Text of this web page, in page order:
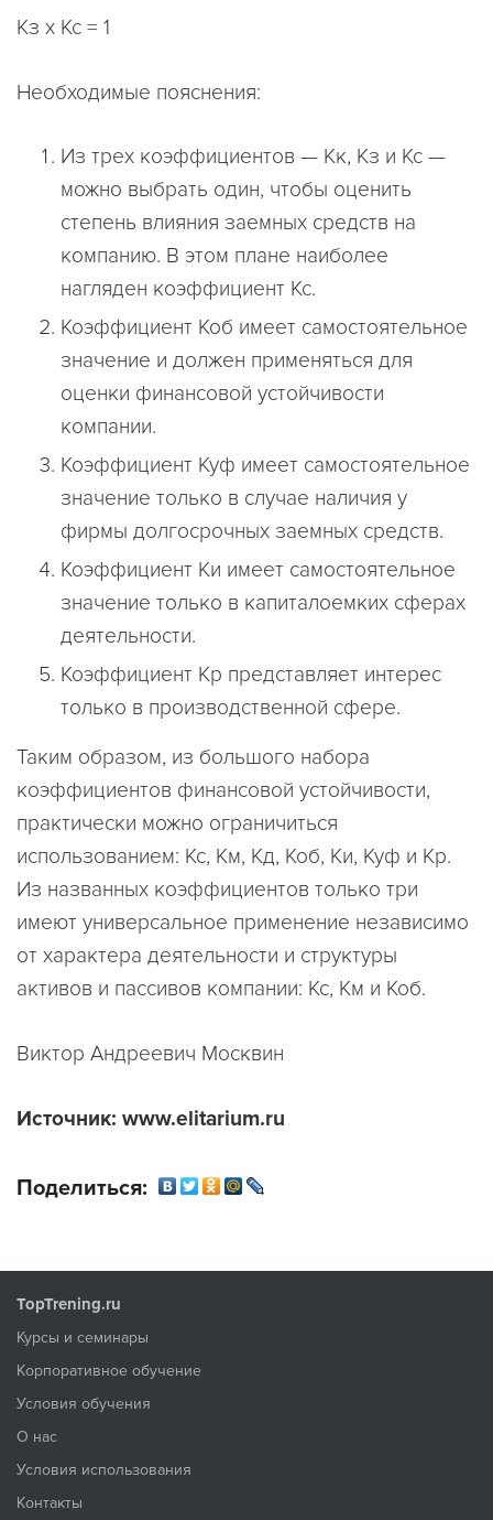
Кз х Кс = 1
Необходимые пояснения:
Из трех коэффициентов — Кк, Кз и Кс —
можно выбрать один, чтобы оценить
степень влияния заемных средств на
компанию. В этом плане наиболее
нагляден коэффициент Кс.
Коэффициент Коб имеет самостоятельное
значение и должен применяться для
оценки финансовой устойчивости
компании.
Коэффициент Куф имеет самостоятельное
значение только в случае наличия у
фирмы долгосрочных заемных средств.
Коэффициент Ки имеет самостоятельное
значение только в капиталоемких сферах
деятельности.
Коэффициент Кр представляет интерес
только в производственной сфере.
Таким образом, из большого набора
коэффициентов финансовой устойчивости,
практически можно ограничиться
использованием: Кс, Км, Кд, Коб, Ки, Куф и Кр.
Из названных коэффициентов только три
имеют универсальное применение независимо
от характера деятельности и структуры
активов и пассивов компании: Кс, Км и Коб.
Виктор Андреевич Москвин
Источник: www.elitarium.ru
Поделиться:
TopTrening.ru
Курсы и семинары
Корпоративное обучение
Условия обучения
О нас
Условия использования
Контакты